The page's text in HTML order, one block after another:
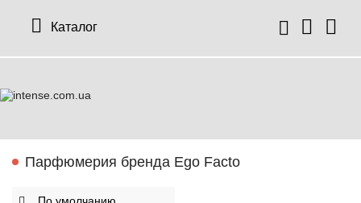
Каталог
Парфюмерия бренда Ego Facto